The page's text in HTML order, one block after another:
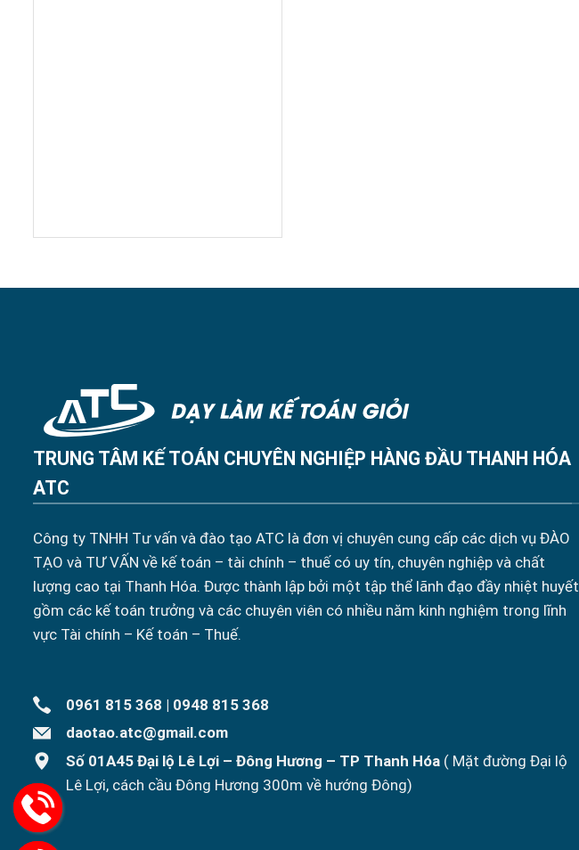
TRUNG TÂM KẾ TOÁN CHUYÊN NGHIỆP HÀNG ĐẦU THANH HÓA
ATC
Công ty TNHH Tư vấn và đào tạo ATC là đơn vị chuyên cung cấp các dịch vụ ĐÀO
TẠO và TƯ VẤN về kế toán – tài chính – thuế có uy tín, chuyên nghiệp và chất
lượng cao tại Thanh Hóa. Được thành lập bởi một tập thể lãnh đạo đầy nhiệt huyết
gồm các kế toán trưởng và các chuyên viên có nhiều năm kinh nghiệm trong lĩnh
vực Tài chính – Kế toán – Thuế.
0961 815 368 | 0948 815 368
daotao.atc@gmail.com
Số 01A45 Đại lộ Lê Lợi – Đông Hương – TP Thanh Hóa ( Mặt đường Đại lộ
Lê Lợi, cách cầu Đông Hương 300m về hướng Đông)